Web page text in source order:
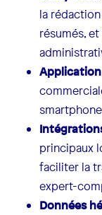
la
résumés,
principaux
faciliter la
expert-
Données